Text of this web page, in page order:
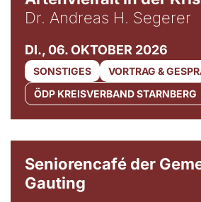
Dr. Andreas H. Segerer
DI., 06. OKTOBER 2026
SONSTIGES
VORTRAG &
ÖDP KREISVERBAND STARNBERG
Seniorencafé der
Gauting